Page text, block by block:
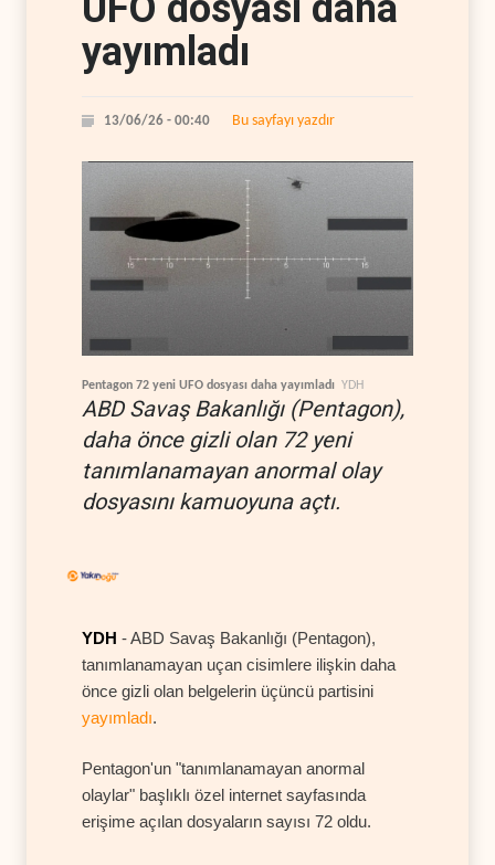
yayımladı
13/06/26 - 00:40 Bu sayfayı yazdır
Pentagon 72 yeni UFO dosyası daha yayımladı YDH
ABD Savaş Bakanlığı (Pentagon),
daha önce gizli olan 72 yeni
tanımlanamayan anormal olay
dosyasını kamuoyuna açtı.
YDH - ABD Savaş Bakanlığı (Pentagon),
tanımlanamayan uçan cisimlere ilişkin daha
önce gizli olan belgelerin üçüncü partisini
yayımladı.
Pentagon'un "tanımlanamayan anormal
olaylar" başlıklı özel internet sayfasında
erişime açılan dosyaların sayısı 72 oldu.